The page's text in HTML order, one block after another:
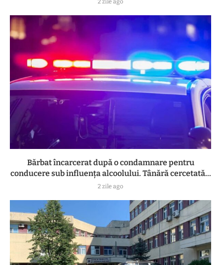
2 zile ago
Bărbat încarcerat după o condamnare pentru
conducere sub influența alcoolului. Tânără cercetată...
2 zile ago